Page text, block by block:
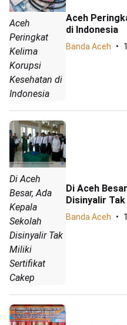
Aceh
Peringkat
Kelima
Korupsi
Kesehatan di
Indonesia
Aceh
di Indonesia
Banda Aceh
Di Aceh
Besar, Ada
Kepala
Sekolah
Disinyalir Tak
Miliki
Sertifikat
Cakep
Di Aceh
Disinyalir
Banda Aceh